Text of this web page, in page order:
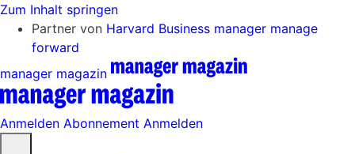
Zum Inhalt springen
Partner von Harvard Business manager manage
forward
manager magazin
Anmelden Abonnement Anmelden